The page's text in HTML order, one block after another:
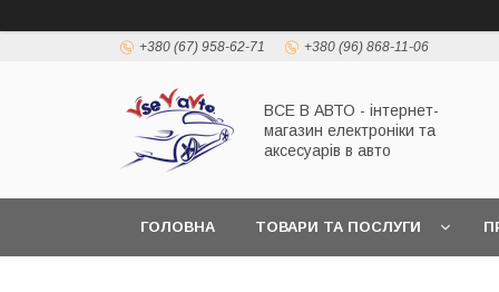
+380 (67) 958-62-71 +380 (96) 868-11-06
ВСЕ В АВТО - інтернет-
магазин електроніки та
аксесуарів в авто
ГОЛОВНА ТОВАРИ ТА ПОСЛУГИ